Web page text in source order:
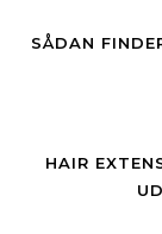
SÅDAN
HAIR